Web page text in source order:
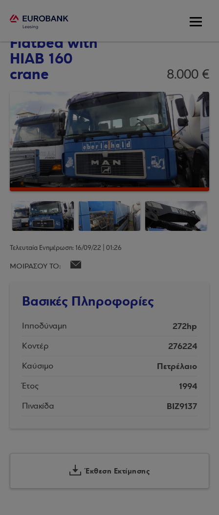
MAN 18.272
Flatbed with
HIAB 160
crane
8.000 €
Τελευταία Ενημέρωση: 16/09/22 | 01:26
ΜΟΙΡΑΣΟΥ ΤΟ:
Βασικές Πληροφορίες
Ιπποδύναμη 272hp
Κοντέρ 276224
Καύσιμο Πετρέλαιο
Έτος 1994
Πινακίδα BIZ9137
Έκθεση Εκτίμησης